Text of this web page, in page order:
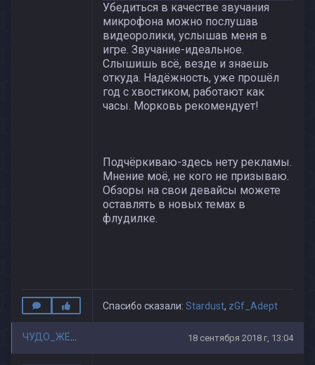
Убедиться в качестве звучания
микрофона можно послушав
видеоролики, услышав меня в
игре. Звучание-идеальное.
Слышишь всё, везде и знаешь
откуда. Надёжность, уже прошёл
год с хвостиком, работают как
часы. Морковь рекомендует!
Подчёркиваю-здесь нету рекламы.
Мнение моё, не кого не призываю.
Обзоры на свои девайсы можете
оставлять в новых темах в
флудилке.
Спасибо сказали: Stardust, zGf_Adept
18 сентября 2018 г, 13:04